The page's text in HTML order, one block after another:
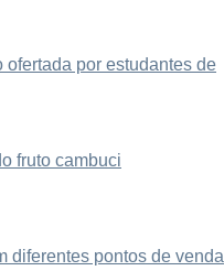
por estudantes de
fruto cambuci
diferentes pontos de venda